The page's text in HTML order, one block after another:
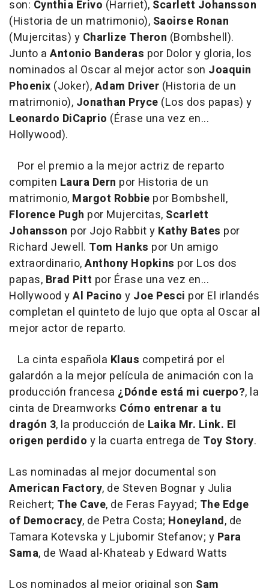
son: Cynthia Erivo (Harriet), Scarlett Johansson
(Historia de un matrimonio), Saoirse Ronan
(Mujercitas) y Charlize Theron (Bombshell).
Junto a Antonio Banderas por Dolor y gloria, los
nominados al Oscar al mejor actor son Joaquin
Phoenix (Joker),Adam Driver (Historia de un
matrimonio), Jonathan Pryce (Los dos papas) y
Leonardo DiCaprio (Érase una vez en...
Hollywood).
Por el premio a la mejor actriz de reparto
compiten Laura Dern por Historia de un
matrimonio, Margot Robbie por Bombshell,
Florence Pugh por Mujercitas, Scarlett
Johansson por Jojo Rabbity Kathy Bates por
Richard Jewell. Tom Hanks por Un amigo
extraordinario,Anthony Hopkins por Los dos
papas, Brad Pitt por Érase una vez en...
Hollywood yAl Pacino y Joe Pesci por El irlandés
completan el quinteto de lujo que opta al Oscar al
mejor actor de reparto.
La cinta española Klaus competirá por el
galardón a la mejor película de animación con la
producción francesa ¿Dónde está mi cuerpo?, la
cinta de Dreamworks Cómo entrenar a tu
dragón 3, la producción de Laika Mr. Link. El
origen perdido y la cuarta entrega de Toy Story.
Las nominadas al mejor documental son
American Factory, de Steven Bognar y Julia
Reichert; The Cave, de Feras Fayyad; The Edge
of Democracy, de Petra Costa; Honeyland, de
Tamara Kotevska y Ljubomir Stefanov; y Para
Sama, de Waad al-Khateab y Edward Watts
Los nominados al mejor original son Sam